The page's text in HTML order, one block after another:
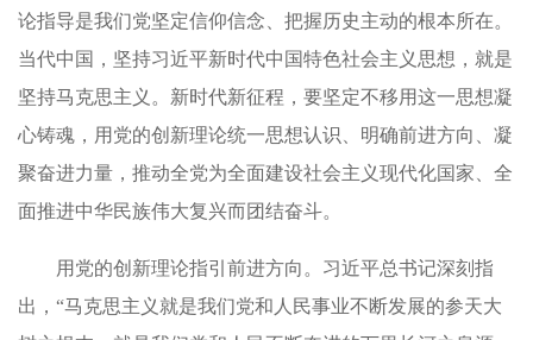
论指导是我们党坚定信仰信念、把握历史主动的根本所在。
当代中国，坚持习近平新时代中国特色社会主义思想，就是
坚持马克思主义。新时代新征程，要坚定不移用这一思想凝
心铸魂，用党的创新理论统一思想认识、明确前进方向、凝
聚奋进力量，推动全党为全面建设社会主义现代化国家、全
面推进中华民族伟大复兴而团结奋斗。
用党的创新理论指引前进方向。习近平总书记深刻指
出，“马克思主义就是我们党和人民事业不断发展的参天大